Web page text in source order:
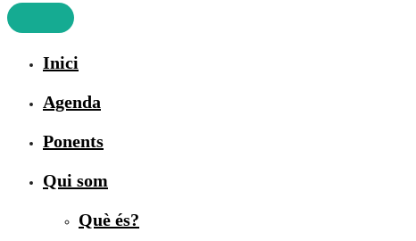
Inici
Agenda
Ponents
Qui som
Què és?